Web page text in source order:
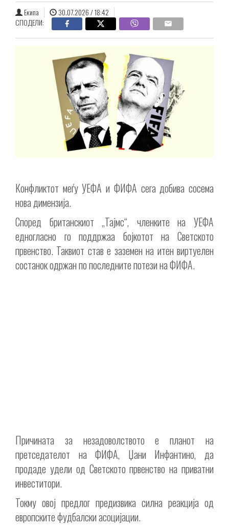
Екипа
30.07.2026 / 18:42
СПОДЕЛИ:
Конфликтот меѓу УЕФА и ФИФА сега добива сосема
нова димензија.
Според британскиот „Тајмс“, членките на УЕФА
едногласно го поддржаа бојкотот на Светското
првенство. Таквиот став е заземен на итен виртуелен
состанок одржан по последните потези на ФИФА.
Причината за незадоволството е планот на
претседателот на ФИФА, Џани Инфантино, да
продаде удели од Светското првенство на приватни
инвеститори.
Токму овој предлог предизвика силна реакција од
европските фудбалски асоцијации.